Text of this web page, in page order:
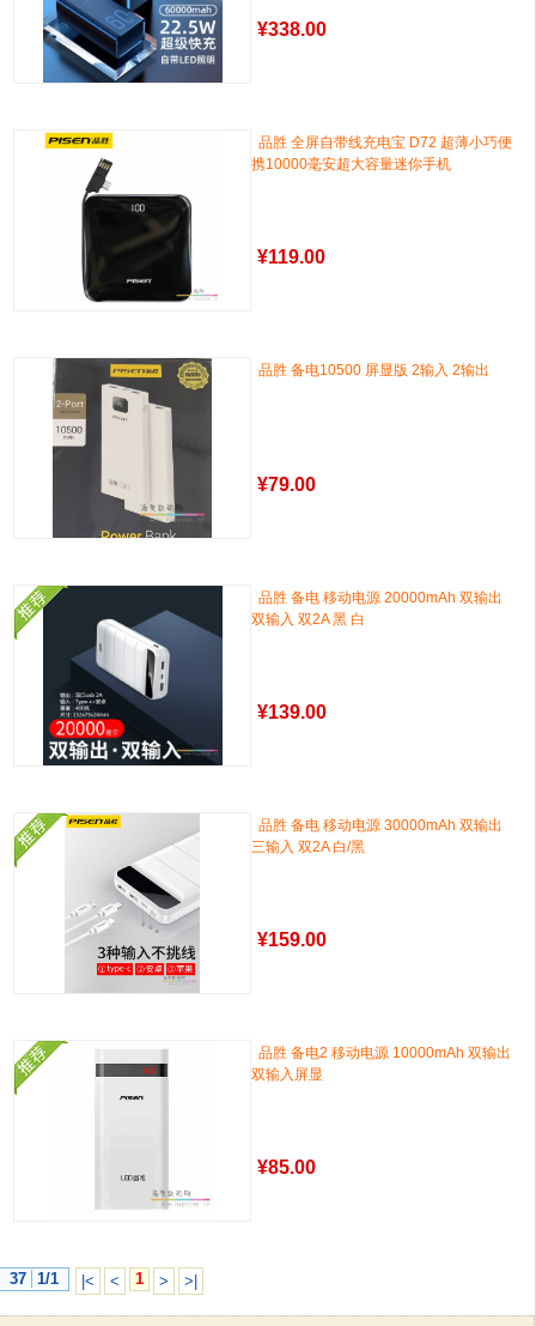
¥338.00
品胜 全屏自带线充电宝 D72 超薄小巧便
携10000毫安超大容量迷你手机
¥119.00
品胜 备电10500 屏显版 2输入 2输出
¥79.00
品胜 备电 移动电源 20000mAh 双输出
双输入 双2A 黑 白
¥139.00
品胜 备电 移动电源 30000mAh 双输出
三输入 双2A 白/黑
¥159.00
品胜 备电2 移动电源 10000mAh 双输出
双输入屏显
¥85.00
37 1/1 |< < 1 > >|